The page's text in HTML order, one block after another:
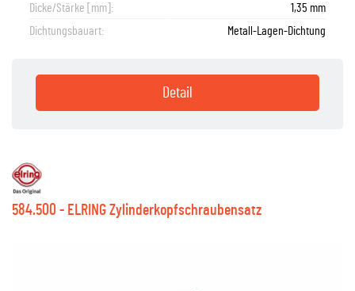
Dicke/Stärke [mm]:
1,35 mm
Dichtungsbauart:
Metall-Lagen-Dichtung
Detail
584.500 - ELRING Zylinderkopfschraubensatz